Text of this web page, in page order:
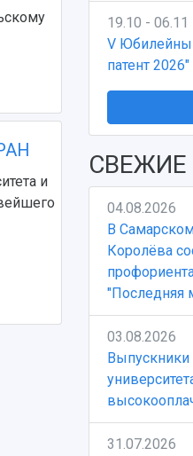
и
19.10 - 06.11
V
патент 2026"
04.08.2026
В
Королёва
"Последняя
03.08.2026
Выпускники
31.07.2026